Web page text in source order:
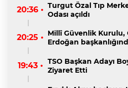
20:36 • Turgut Özal Tıp
Odası açıldı
20:25 • Millî Güvenlik Kurulu,
Erdoğan
19:43 • TSO Başkan Adayı
Ziyaret Etti